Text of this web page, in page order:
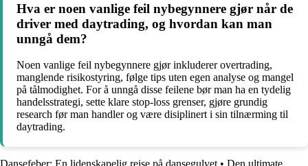
Hva er noen vanlige feil nybegynnere gjør når de
driver med daytrading, og hvordan kan man
unngå dem?
Noen vanlige feil nybegynnere gjør inkluderer overtrading,
manglende risikostyring, følge tips uten egen analyse og mangel
på tålmodighet. For å unngå disse feilene bør man ha en tydelig
handelsstrategi, sette klare stop-loss grenser, gjøre grundig
research før man handler og være disiplinert i sin tilnærming til
daytrading.